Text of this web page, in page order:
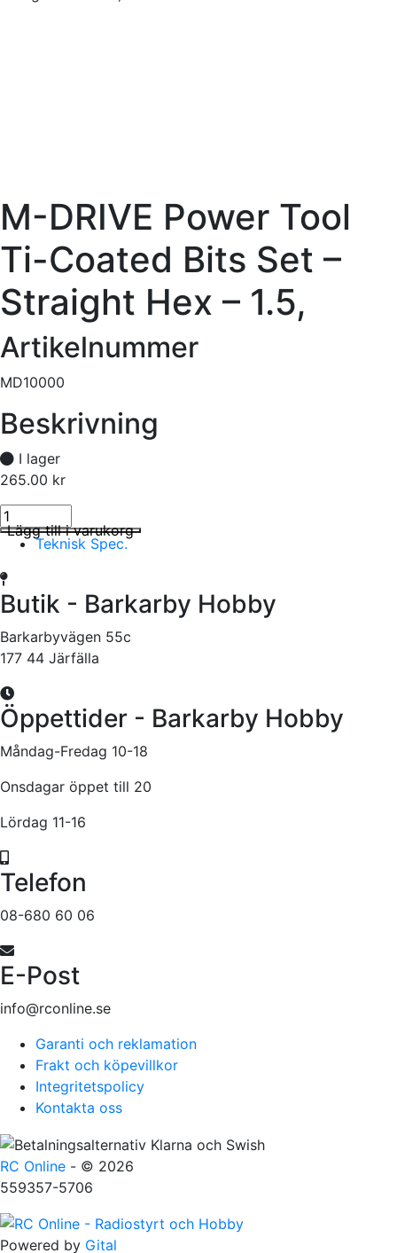
M-DRIVE Power Tool
Ti-Coated Bits Set –
Straight Hex – 1.5,
Artikelnummer
MD10000
Beskrivning
I lager
265.00 kr
I lager
M-DRIVE Power Tool Ti-Coated Bits Set - Straight Hex - 1.5, mängd
Lägg till i varukorg
Teknisk Spec.
Butik - Barkarby Hobby
Barkarbyvägen 55c
177 44 Järfälla
Öppettider - Barkarby Hobby
Måndag-Fredag 10-18
Onsdagar öppet till 20
Lördag 11-16
Telefon
08-680 60 06
E-Post
info@rconline.se
Garanti och reklamation
Frakt och köpevillkor
Integritetspolicy
Kontakta oss
RC Online - © 2026
559357-5706
Powered by Gital